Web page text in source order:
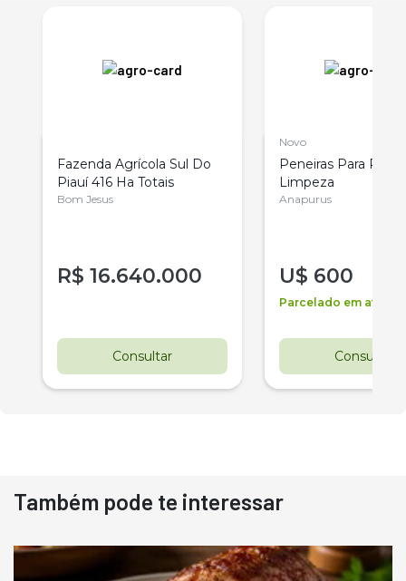
Fazenda Agrícola Sul Do
Piauí 416 Ha Totais
Bom Jesus
R$ 16.640.000
Consultar
Novo
Peneiras Para Pré-
Limpeza
Anapurus
U$ 600
Parcelado em até 2
Consultar
Também pode te interessar